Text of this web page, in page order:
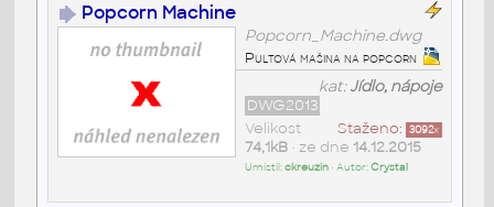
Popcorn Machine
Popcorn_Machine.dwg
Pultová mašina na popcorn
kat:Jídlo, nápoje
DWG2013
Staženo: 3092x
Velikost
74,1kB• ze dne 14.12.2015
Umístil:ckreuzin• Autor:Crystal